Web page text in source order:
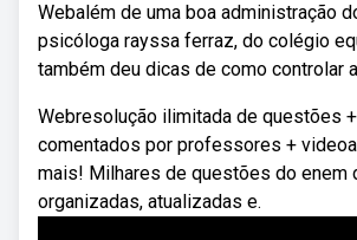
Webalém de uma boa administração
psicóloga rayssa ferraz, do colégio
também deu dicas de como controlar
Webresolução ilimitada de questões
comentados por professores +
mais! Milhares de questões do enem
organizadas, atualizadas e.